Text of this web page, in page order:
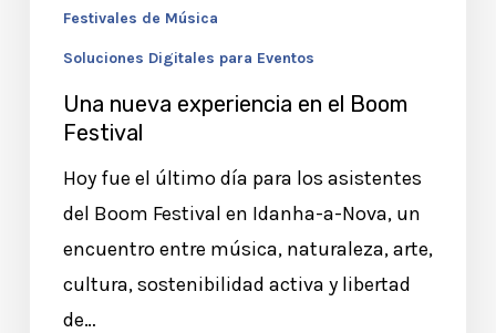
Festivales de Música
Soluciones Digitales para Eventos
Una nueva experiencia en el Boom
Festival
Hoy fue el último día para los asistentes
del Boom Festival en Idanha-a-Nova, un
encuentro entre música, naturaleza, arte,
cultura, sostenibilidad activa y libertad
de…